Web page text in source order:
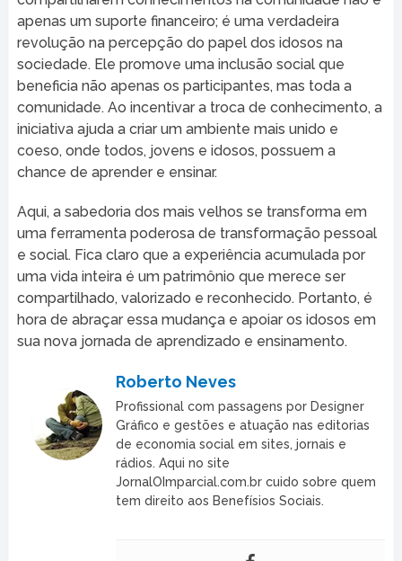
apenas um suporte financeiro; é uma verdadeira
revolução na percepção do papel dos idosos na
sociedade. Ele promove uma inclusão social que
beneficia não apenas os participantes, mas toda a
comunidade. Ao incentivar a troca de conhecimento, a
iniciativa ajuda a criar um ambiente mais unido e
coeso, onde todos, jovens e idosos, possuem a
chance de aprender e ensinar.
Aqui, a sabedoria dos mais velhos se transforma em
uma ferramenta poderosa de transformação pessoal
e social. Fica claro que a experiência acumulada por
uma vida inteira é um patrimônio que merece ser
compartilhado, valorizado e reconhecido. Portanto, é
hora de abraçar essa mudança e apoiar os idosos em
sua nova jornada de aprendizado e ensinamento.
Roberto Neves
Profissional com passagens por Designer
Gráfico e gestões e atuação nas editorias
de economia social em sites, jornais e
rádios. Aqui no site
JornalOImparcial.com.br cuido sobre quem
tem direito aos Benefísios Sociais.